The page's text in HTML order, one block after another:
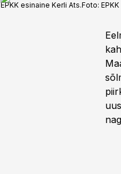
EPKK esinaine Kerli Ats.Foto: EPKK